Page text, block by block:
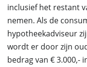
inclusief het restant
nemen. Als de
hypotheekadviseur
wordt er door zijn
bedrag van € 3.000,-